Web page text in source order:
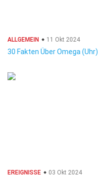
ALLGEMEIN 11 Okt 2024
30 Fakten Über Omega (Uhr)
EREIGNISSE 03 Okt 2024